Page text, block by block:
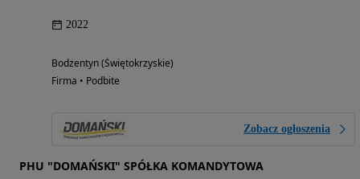
2022
Bodzentyn (Świętokrzyskie)
Firma • Podbite
Zobacz ogłoszenia
PHU "DOMAŃSKI" SPÓŁKA KOMANDYTOWA